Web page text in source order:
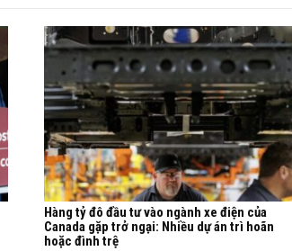
Hàng tỷ đô đầu tư vào ngành xe điện của
Canada gặp trở ngại: Nhiều dự án trì hoãn
hoặc đình trệ